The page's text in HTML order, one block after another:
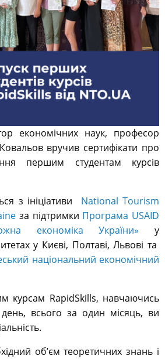
економічних наук, професор
вручив сертифікати про
першим студентам курсів
з ініціативи
National Tourism
за підтримки Програма USAID
економіка України» у
у Києві, Полтаві, Львові та
національний економічний
курсам RapidSkills, навчаючись
всього за один місяць, ви
об’єм теоретичних знань і